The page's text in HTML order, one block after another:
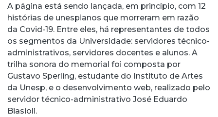
A página está sendo lançada, em princípio, com 12
histórias de unespianos que morreram em razão
da Covid-19. Entre eles, há representantes de todos
os segmentos da Universidade: servidores técnico-
administrativos, servidores docentes e alunos. A
trilha sonora do memorial foi composta por
Gustavo Sperling, estudante do Instituto de Artes
da Unesp, e o desenvolvimento web, realizado pelo
servidor técnico-administrativo José Eduardo
Biasioli.